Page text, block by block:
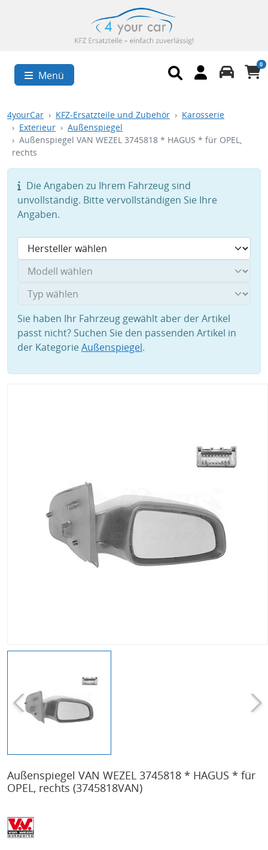
Menü
0
4yourCar KFZ-Ersatzteile und Zubehör
Karosserie
Exterieur
Außenspiegel
Außenspiegel VAN WEZEL 3745818 * HAGUS * für OPEL,
rechts
Die Angaben zu Ihrem Fahrzeug sind
unvollständig. Bitte vervollständigen Sie Ihre
Angaben.
Sie haben Ihr Fahrzeug gewählt aber der Artikel
passt nicht? Suchen Sie den passenden Artikel in
der KategorieAußenspiegel.
Außenspiegel VAN WEZEL 3745818 * HAGUS * für
OPEL, rechts (3745818VAN)